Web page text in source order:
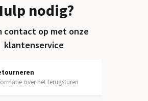
nodig?
contact op met onze
klantenservice
over het terugsturen